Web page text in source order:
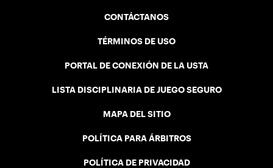
CONTÁCTANOS
TÉRMINOS DE USO
PORTAL DE CONEXIÓN DE LA USTA
LISTA DISCIPLINARIA DE JUEGO SEGURO
MAPA DEL SITIO
POLÍTICA PARA ÁRBITROS
POLÍTICA DE PRIVACIDAD